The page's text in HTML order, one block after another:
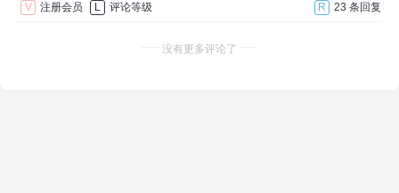
V 注册会员 L 评论等级 R 23 条回复
没有更多评论了